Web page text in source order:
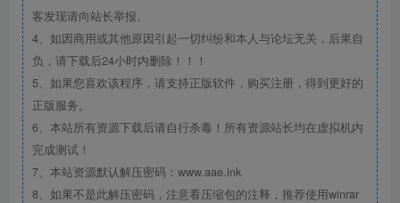
客发现请向站长举报。
4、如因商用或其他原因引起一切纠纷和本人与论坛无关，后果自
负，请下载后24小时内删除！！！
5、如果您喜欢该程序，请支持正版软件，购买注册，得到更好的
正版服务。
6、本站所有资源下载后请自行杀毒！所有资源站长均在虚拟机内
完成测试！
7、本站资源默认解压密码：www.aae.ink
8、如果不是此解压密码，注意看压缩包的注释，推荐使用winrar